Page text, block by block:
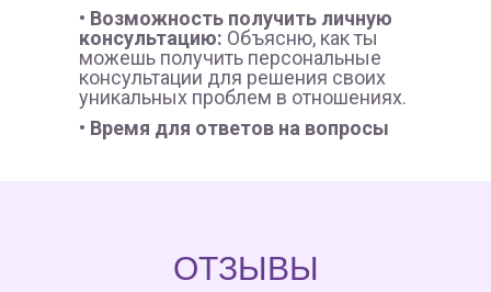
• Время для ответов на вопросы
• Возможность получить личную
консультацию: Объясню, как ты
можешь получить персональные
консультации для решения своих
уникальных проблем в отношениях.
ОТЗЫВЫ